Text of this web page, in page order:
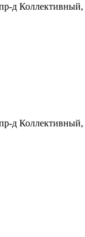
д Коллективный,
д Коллективный,